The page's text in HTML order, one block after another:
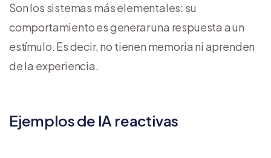
Son los sistemas más elementales: su
comportamiento es generar una respuesta a un
estímulo. Es decir, no tienen memoria ni aprenden
de la experiencia.
Ejemplos de IA reactivas